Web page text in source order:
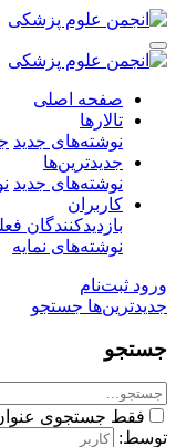
صفحه اصلی
تالارها
نوشته‌های جدید
جدیدترین‌ها
نوشته‌های جدید
کاربران
بازدیدکنندگان
نوشته‌های نمایه
ورود ثبت‌نام
جدیدترین‌ها جستجو
جستجو
فقط جستجوی
توسط: